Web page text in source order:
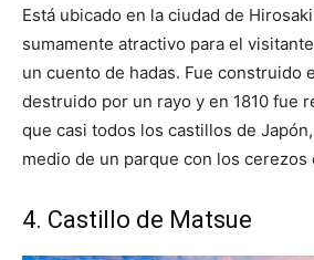
Está ubicado en la ciudad de
sumamente atractivo para el
un cuento de hadas. Fue construido
destruido por un rayo y en 1810 fue
que casi todos los castillos de
medio de un parque con los cerezos
4. Castillo de Matsue